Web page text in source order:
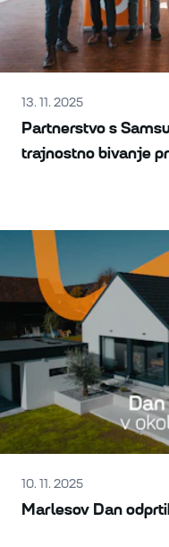
13. 11. 2025
Partnerstvo s
trajnostno bivanje
10. 11. 2025
Marlesov Dan